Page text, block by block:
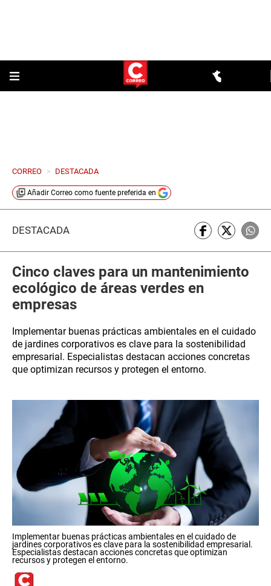
CORREO > DESTACADA
Añadir Correo como fuente preferida en
DESTACADA
Cinco claves para un mantenimiento
ecológico de áreas verdes en
empresas
Implementar buenas prácticas ambientales en el cuidado
de jardines corporativos es clave para la sostenibilidad
empresarial. Especialistas destacan acciones concretas
que optimizan recursos y protegen el entorno.
Implementar buenas prácticas ambientales en el cuidado de
jardines corporativos es clave para la sostenibilidad empresarial.
Especialistas destacan acciones concretas que optimizan
recursos y protegen el entorno.